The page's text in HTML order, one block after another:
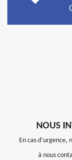
NOUS
En cas d’urgence,
à nous